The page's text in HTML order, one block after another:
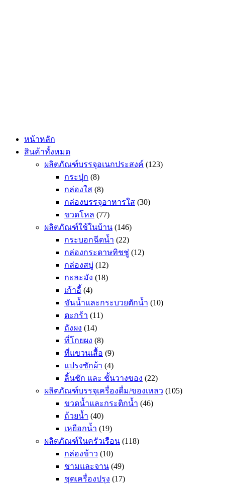
หน้าหลัก
สินค้าทั้งหมด
ผลิตภัณฑ์บรรจุอเนกประสงค์ (123)
กระปุก (8)
กล่องใส (8)
กล่องบรรจุอาหารใส (30)
ขวดโหล (77)
ผลิตภัณฑ์ใช้ในบ้าน (146)
กระบอกฉีดน้ำ (22)
กล่องกระดาษทิชชู่ (12)
กล่องสบู่ (12)
กะละมัง (18)
เก้าอี้ (4)
ขันน้ำและกระบวยตักน้ำ (10)
ตะกร้า (11)
ถังผง (14)
ที่โกยผง (8)
ที่แขวนเสื้อ (9)
แปรงซักผ้า (4)
ลิ้นชัก และ ชั้นวางของ (22)
ผลิตภัณฑ์บรรจุเครื่องดื่ม/ของเหลว (105)
ขวดน้ำและกระติกน้ำ (46)
ถ้วยน้ำ (40)
เหยือกน้ำ (19)
ผลิตภัณฑ์ในครัวเรือน (118)
กล่องข้าว (10)
ชามและจาน (49)
ชุดเครื่องปรุง (17)